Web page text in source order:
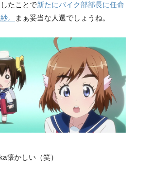
たことで新たにバイク部部長に任命
。
まぁ妥当な人選でしょうね。
懐かしい（笑）